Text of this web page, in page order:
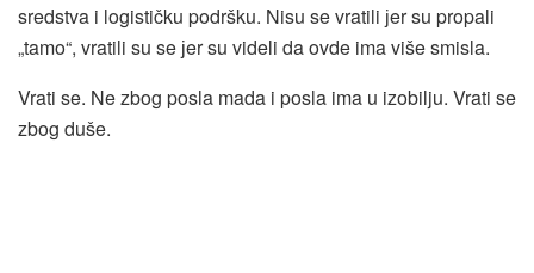
sredstva i logističku podršku. Nisu se vratili јer su propali
„tamo“, vratili su se јer su videli da ovde ima više smisla.
Vrati se. Ne zbog posla mada i posla ima u izobilju. Vrati se
zbog duše.